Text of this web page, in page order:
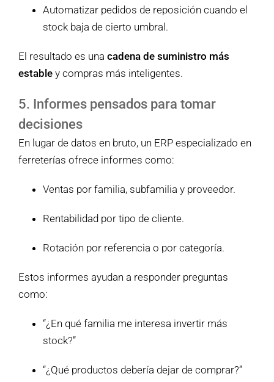
Automatizar pedidos de reposición cuando el
stock baja de cierto umbral.
El resultado es una cadena de suministro más
estable y compras más inteligentes.
5. Informes pensados para tomar
decisiones
En lugar de datos en bruto, un ERP especializado en
ferreterías ofrece informes como:
Ventas por familia, subfamilia y proveedor.
Rentabilidad por tipo de cliente.
Rotación por referencia o por categoría.
Estos informes ayudan a responder preguntas
como:
“¿En qué familia me interesa invertir más
stock?”
“¿Qué productos debería dejar de comprar?”